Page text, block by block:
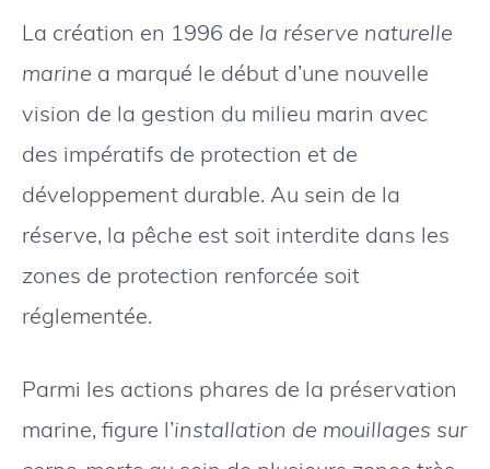
La création en 1996 de la réserve naturelle
marine a marqué le début d’une nouvelle
vision de la gestion du milieu marin avec
des impératifs de protection et de
développement durable. Au sein de la
réserve, la pêche est soit interdite dans les
zones de protection renforcée soit
réglementée.
Parmi les actions phares de la préservation
marine, figure l’installation de mouillages sur